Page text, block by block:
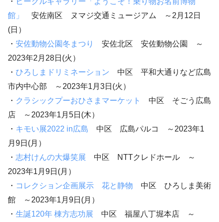
館」
安佐南区 ヌマジ交通ミュージアム ～2月12日
(日）
・ 安佐動物公園冬まつり
安佐北区 安佐動物公園 ～
2023年2月28日(火）
・ ひろしまドリミネーション 中区 平和大通りなど広島
市内中心部 ～2023年1月3日(火）
・ クラシックプーおひさまマーケット
中区 そごう広島
店 ～2023年1月5日(木）
・ キモい展2022 in広島 中区 広島パルコ ～2023年1
月9日(月）
・ 志村けんの大爆笑展 中区 NTTクレドホール ～
2023年1月9日(月）
・ コレクション企画展示 花と静物 中区 ひろしま美術
館 ～2023年1月9日(月）
・ 生誕120年 棟方志功展 中区 福屋八丁堀本店 ～